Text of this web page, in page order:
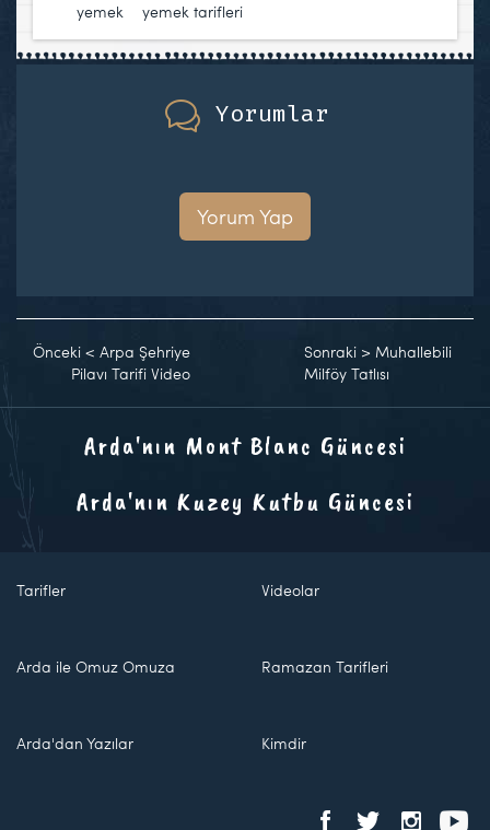
yemek
yemek tarifleri
Yorumlar
Yorum Yap
Önceki < Arpa Şehriye
Pilavı Tarifi Video
Sonraki > Muhallebili
Milföy Tatlısı
Arda'nın Mont Blanc Güncesi
Arda'nın Kuzey Kutbu Güncesi
Tarifler Videolar
Arda ile Omuz Omuza Ramazan Tarifleri
Arda'dan Yazılar Kimdir